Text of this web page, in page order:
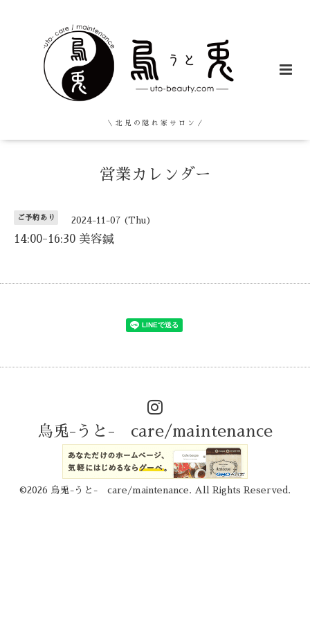
＼ 北 見 の 隠 れ 家 サ ロ ン ／
営業カレンダー
ご予約あり 2024-11-07 (Thu)
14:00-16:30 美容鍼
烏兎-うと- care/maintenance
©2026 烏兎-うと- care/maintenance . All Rights Reserved.